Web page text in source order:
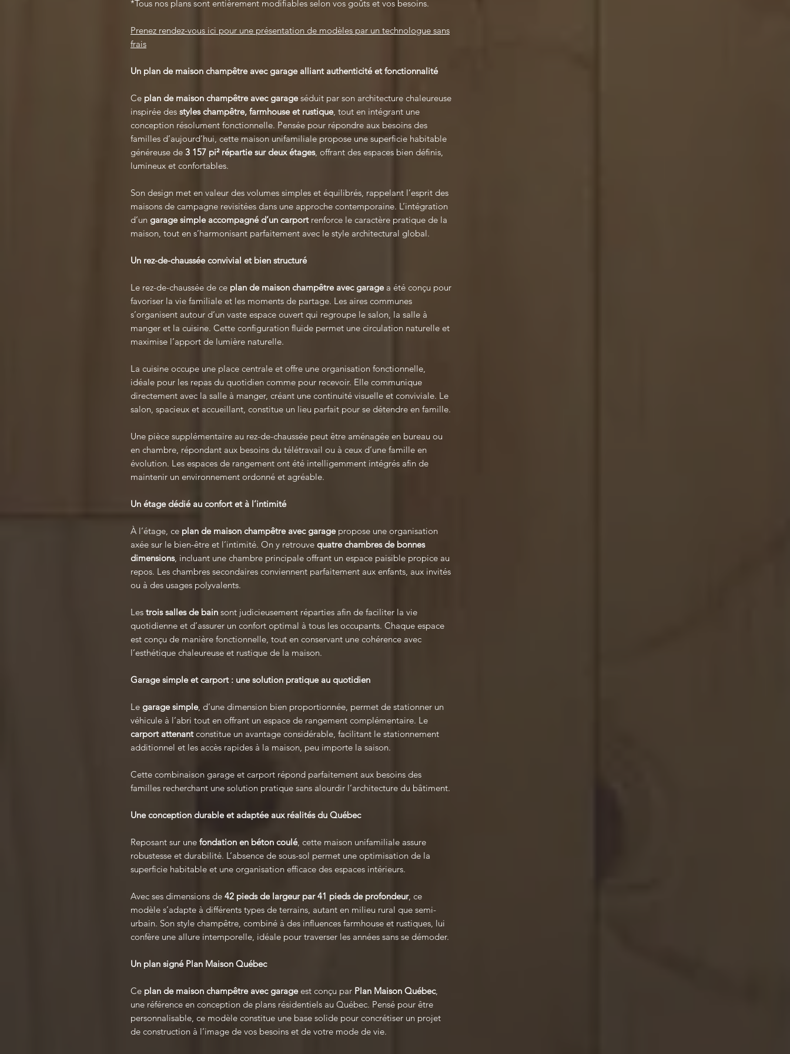
*Tous nos plans sont entièrement modifiables selon vos goûts et vos besoins.
Prenez rendez-vous ici pour une présentation de modèles par un technologue sans
frais
Un plan de maison champêtre avec garage alliant authenticité et fonctionnalité
Ce plan de maison champêtre avec garageséduit par son architecture chaleureuse
inspirée des styles champêtre, farmhouse et rustique, tout en intégrant une
conception résolument fonctionnelle. Pensée pour répondre aux besoins des
familles d’aujourd’hui, cette maison unifamiliale propose une superficie habitable
généreuse de 3 157 pi² répartie sur deux étages, offrant des espaces bien définis,
lumineux et confortables.
Son design met en valeur des volumes simples et équilibrés, rappelant l’esprit des
maisons de campagne revisitées dans une approche contemporaine. L’intégration
d’un garage simple accompagné d’un carportrenforce le caractère pratique de la
maison, tout en s’harmonisant parfaitement avec le style architectural global.
Un rez-de-chaussée convivial et bien structuré
Le rez-de-chaussée de ce plan de maison champêtre avec garagea été conçu pour
favoriser la vie familiale et les moments de partage. Les aires communes
s’organisent autour d’un vaste espace ouvert qui regroupe le salon, la salle à
manger et la cuisine. Cette configuration fluide permet une circulation naturelle et
maximise l’apport de lumière naturelle.
La cuisine occupe une place centrale et offre une organisation fonctionnelle,
idéale pour les repas du quotidien comme pour recevoir. Elle communique
directement avec la salle à manger, créant une continuité visuelle et conviviale. Le
salon, spacieux et accueillant, constitue un lieu parfait pour se détendre en famille.
Une pièce supplémentaire au rez-de-chaussée peut être aménagée en bureau ou
en chambre, répondant aux besoins du télétravail ou à ceux d’une famille en
évolution. Les espaces de rangement ont été intelligemment intégrés afin de
maintenir un environnement ordonné et agréable.
Un étage dédié au confort et à l’intimité
À l’étage, ce plan de maison champêtre avec garagepropose une organisation
axée sur le bien-être et l’intimité. On y retrouve quatre chambres de bonnes
dimensions, incluant une chambre principale offrant un espace paisible propice au
repos. Les chambres secondaires conviennent parfaitement aux enfants, aux invités
ou à des usages polyvalents.
Les trois salles de bain sont judicieusement réparties afin de faciliter la vie
quotidienne et d’assurer un confort optimal à tous les occupants. Chaque espace
est conçu de manière fonctionnelle, tout en conservant une cohérence avec
l’esthétique chaleureuse et rustique de la maison.
Garage simple et carport : une solution pratique au quotidien
Le garage simple, d’une dimension bien proportionnée, permet de stationner un
véhicule à l’abri tout en offrant un espace de rangement complémentaire. Le
carport attenantconstitue un avantage considérable, facilitant le stationnement
additionnel et les accès rapides à la maison, peu importe la saison.
Cette combinaison garage et carport répond parfaitement aux besoins des
familles recherchant une solution pratique sans alourdir l’architecture du bâtiment.
Une conception durable et adaptée aux réalités du Québec
Reposant sur une fondation en béton coulé, cette maison unifamiliale assure
robustesse et durabilité. L’absence de sous-sol permet une optimisation de la
superficie habitable et une organisation efficace des espaces intérieurs.
Avec ses dimensions de 42 pieds de largeur par 41 pieds de profondeur, ce
modèle s’adapte à différents types de terrains, autant en milieu rural que semi-
urbain. Son style champêtre, combiné à des influences farmhouse et rustiques, lui
confère une allure intemporelle, idéale pour traverser les années sans se démoder.
Un plan signé Plan Maison Québec
Ce plan de maison champêtre avec garageest conçu par Plan Maison Québec,
une référence en conception de plans résidentiels au Québec. Pensé pour être
personnalisable, ce modèle constitue une base solide pour concrétiser un projet
de construction à l’image de vos besoins et de votre mode de vie.